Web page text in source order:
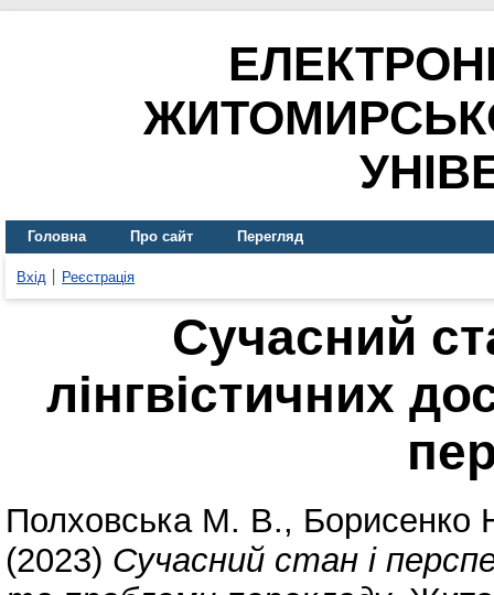
Головна Про сайт Перегляд
Вхід Реєстрація
Сучасний
лінгвістичних
Полховська М. В., Борисенко
(2023) Сучасний стан і